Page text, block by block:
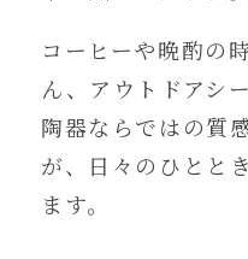
コーヒーや晩酌の
ん、アウトドアシ
陶器ならではの質
が、日々のひとと
ます。